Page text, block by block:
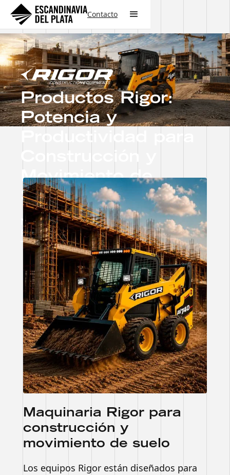
Contacto
Productos Rigor:
Potencia y
Productividad para
Construcción y
Movimiento de
Suelo.
MINICARGADORAS Y
RETROEXCAVADORAS PARA
TODO DESAFÍO
Maquinaria Rigor para
construcción y
movimiento de suelo
Los equipos Rigor están diseñados para